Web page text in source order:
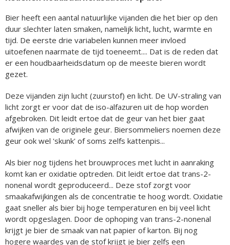
Bier heeft een aantal natuurlijke vijanden die het bier op den
duur slechter laten smaken, namelijk licht, lucht, warmte en
tijd. De eerste drie variabelen kunnen meer invloed
uitoefenen naarmate de tijd toeneemt.... Dat is de reden dat
er een houdbaarheidsdatum op de meeste bieren wordt
gezet.
Deze vijanden zijn lucht (zuurstof) en licht. De UV-straling van
licht zorgt er voor dat de iso-alfazuren uit de hop worden
afgebroken. Dit leidt ertoe dat de geur van het bier gaat
afwijken van de originele geur. Biersommeliers noemen deze
geur ook wel 'skunk' of soms zelfs kattenpis...
Als bier nog tijdens het brouwproces met lucht in aanraking
komt kan er oxidatie optreden. Dit leidt ertoe dat trans-2-
nonenal wordt geproduceerd... Deze stof zorgt voor
smaakafwijkingen als de concentratie te hoog wordt. Oxidatie
gaat sneller als bier bij hoge temperaturen en bij veel licht
wordt opgeslagen. Door de ophoping van trans-2-nonenal
krijgt je bier de smaak van nat papier of karton. Bij nog
hogere waardes van de stof krijgt je bier zelfs een